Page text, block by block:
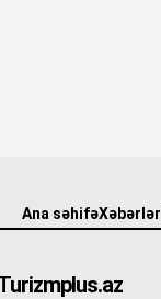
Ana səhifəXəbərlər